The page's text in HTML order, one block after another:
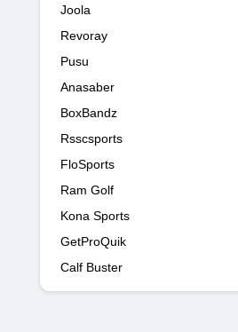
Joola
Revoray
Pusu
Anasaber
BoxBandz
Rsscsports
FloSports
Ram Golf
Kona Sports
GetProQuik
Calf Buster